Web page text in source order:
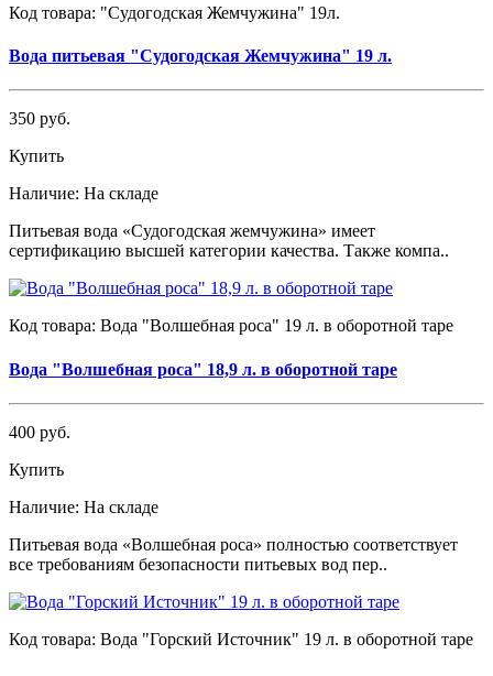
Код товара: "Судогодская Жемчужина" 19л.
Вода питьевая "Судогодская Жемчужина" 19 л.
350 руб.
Купить
Наличие: На складе
Питьевая вода «Судогодская жемчужина» имеет
сертификацию высшей категории качества. Также компа..
Код товара: Вода "Волшебная роса" 19 л. в оборотной таре
Вода "Волшебная роса" 18,9 л. в оборотной таре
400 руб.
Купить
Наличие: На складе
Питьевая вода «Волшебная роса» полностью соответствует
все требованиям безопасности питьевых вод пер..
Код товара: Вода "Горский Источник" 19 л. в оборотной таре